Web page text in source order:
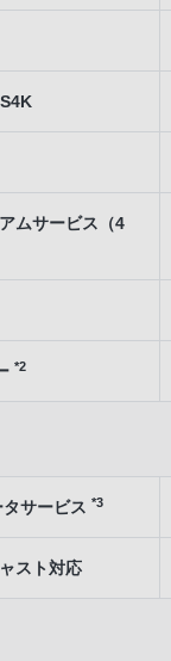
ムサービス（4
*2
サービス *3
スト対応